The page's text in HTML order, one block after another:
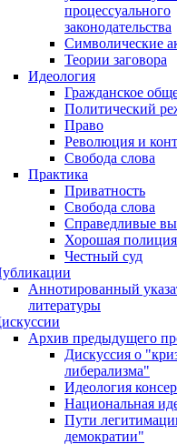
процессуального
законодательства
Символические
Теории заговора
Идеология
Гражданское
Политический
Право
Революция и
Свобода слова
Практика
Приватность
Свобода слова
Справедливые
Хорошая полиция
Честный суд
Аннотированный
литературы
Архив предыдущего
Дискуссия о
либерализма"
Идеология
Национальная
Пути
демократии"